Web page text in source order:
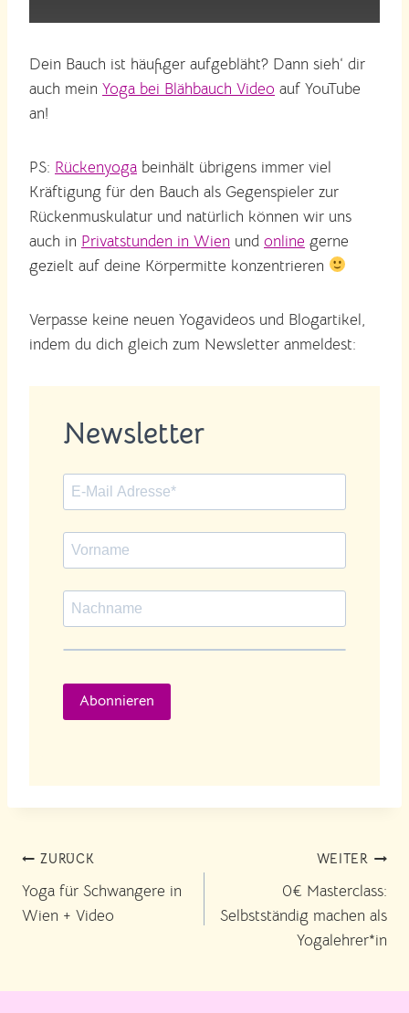
Dein Bauch ist häufiger aufgebläht? Dann sieh‘ dir
auch mein Yoga bei Blähbauch Video auf YouTube
an!
PS: Rückenyoga beinhält übrigens immer viel
Kräftigung für den Bauch als Gegenspieler zur
Rückenmuskulatur und natürlich können wir uns
auch in Privatstunden in Wien und online gerne
gezielt auf deine Körpermitte konzentrieren
Verpasse keine neuen Yogavideos und Blogartikel,
indem du dich gleich zum Newsletter anmeldest:
Newsletter
Abonnieren
Beitragsnavigation
ZURÜCK
Yoga für Schwangere in
Wien + Video
WEITER
0€ Masterclass:
Selbstständig machen als
Yogalehrer*in